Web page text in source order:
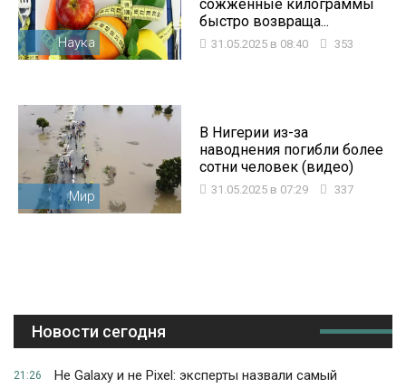
Наука
сожженные килограммы
быстро возвраща...
31.05.2025 в 08:40 353
Мир
В Нигерии из-за
наводнения погибли более
сотни человек (видео)
31.05.2025 в 07:29 337
Новости сегодня
21:26
Не Galaxy и не Pixel: эксперты назвали самый